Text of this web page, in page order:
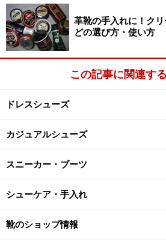
\2,100。エス・アイザックス商会。
靴の撥水剤のうちで今日一番ポピ
真のような「フッ素樹脂」を主原
ーでしょう。スムースレザーのみ
ックなどの起毛系のもの、さらに
のにも使えるといった汎用性の広
何よりスプレー一拭きで手軽に効
また撥水性のみならず、撥油性や
ているのが特徴で、フライパンな
リカ・デュポン社の「テフロン加
でフッ素樹脂を用いたものだと申
革靴の手入れに！ク
どの選び方・使い方
この記事に関連す
ドレスシューズ
カジュアルシューズ
スニーカー・ブーツ
シューケア・手入れ
靴のショップ情報